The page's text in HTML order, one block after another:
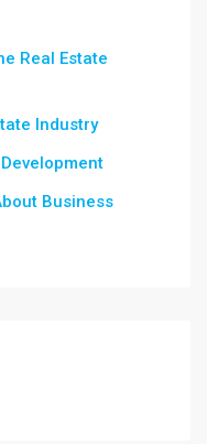
Real Estate
Industry
Business